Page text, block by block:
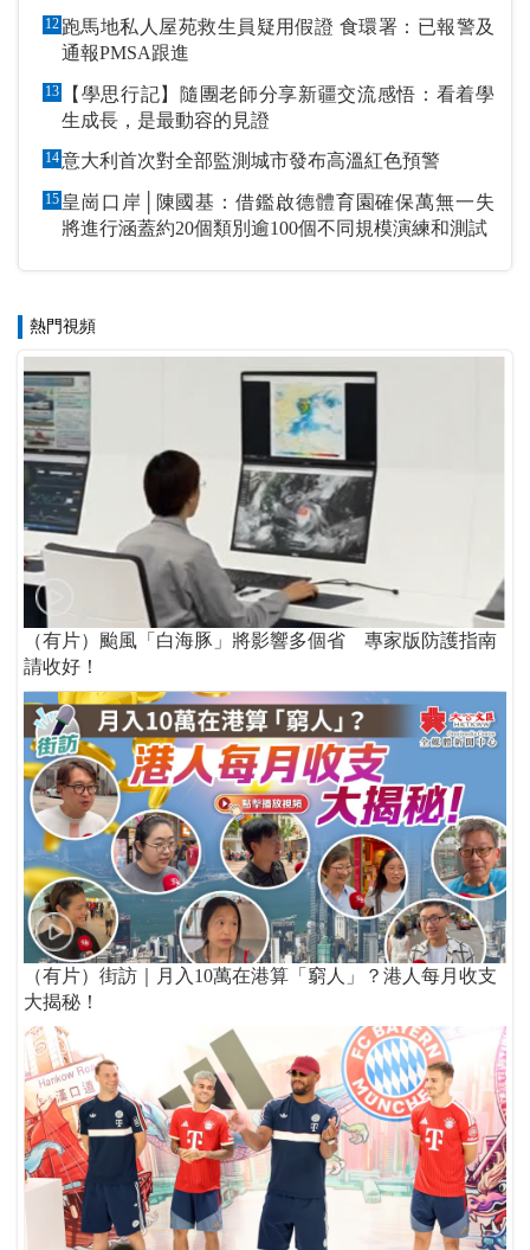
12 跑馬地私人屋苑救生員疑用假證 食環署：已報警及
通報PMSA跟進
13
【學思行記】隨團老師分享新疆交流感悟：看着學
生成長，是最動容的見證
14意大利首次對全部監測城市發布高溫紅色預警
15 皇崗口岸│陳國基：借鑑啟德體育園確保萬無一失
將進行涵蓋約20個類別逾100個不同規模演練和測試
熱門視頻
（有片）颱風「白海豚」將影響多個省 專家版防護指南
請收好！
（有片）街訪｜月入10萬在港算「窮人」？港人每月收支
大揭秘！